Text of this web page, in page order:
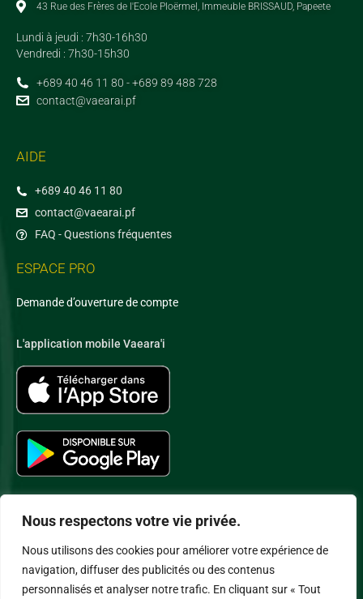
Nous respectons votre vie privée.
Nous utilisons des cookies pour améliorer votre expérience de
navigation, diffuser des publicités ou des contenus
personnalisés et analyser notre trafic. En cliquant sur « Tout
43 Rue des Frères de l'Ecole Ploërmel, Immeuble BRISSAUD, Papeete
Lundi à jeudi : 7h30-16h30
Vendredi : 7h30-15h30
+689 40 46 11 80 - +689 89 488 728
contact@vaearai.pf
AIDE
+689 40 46 11 80
contact@vaearai.pf
FAQ - Questions fréquentes
ESPACE PRO
Demande d’ouverture de compte
L'application mobile Vaeara'i
Conditions Générales de Vente –Politique de Confidentialité–
Politique Cookies
Mentions légales